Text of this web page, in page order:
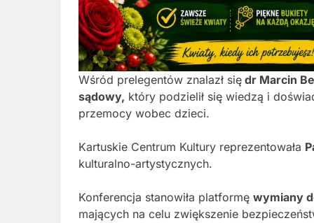
Wśród prelegentów znalazł się dr Marcin
sądowy, który podzielił się wiedzą i
przemocy wobec dzieci.
Kartuskie Centrum Kultury reprezentowała
kulturalno-artystycznych.
Konferencja stanowiła platformę wymiany
mających na celu zwiększenie